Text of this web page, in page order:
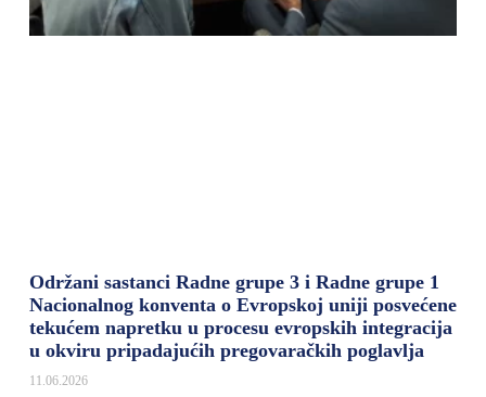
Održani sastanci Radne grupe 3 i Radne grupe 1
Nacionalnog konventa o Evropskoj uniji posvećene
tekućem napretku u procesu evropskih integracija
u okviru pripadajućih pregovaračkih poglavlja
11.06.2026